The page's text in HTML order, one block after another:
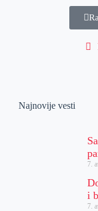
Najnovije vesti
7.
i
7.